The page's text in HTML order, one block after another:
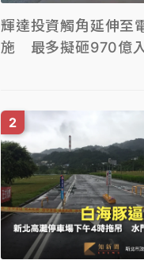
輝達投資觸角延伸至
施 最多擬砸970億